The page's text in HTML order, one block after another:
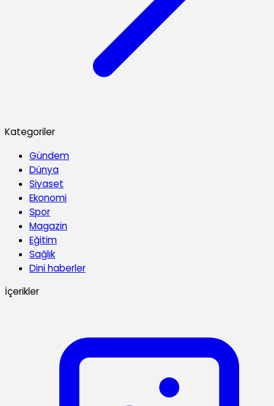
Kategoriler
Gündem
Dünya
Siyaset
Ekonomi
Spor
Magazin
Eğitim
Sağlık
Dini haberler
İçerikler